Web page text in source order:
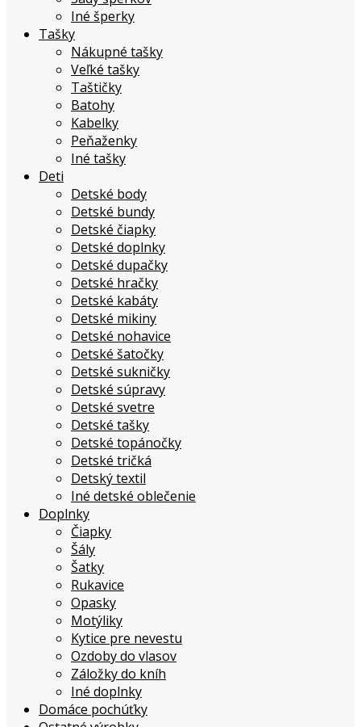
Iné šperky
Tašky
Nákupné tašky
Veľké tašky
Taštičky
Batohy
Kabelky
Peňaženky
Iné tašky
Deti
Detské body
Detské bundy
Detské čiapky
Detské doplnky
Detské dupačky
Detské hračky
Detské kabáty
Detské mikiny
Detské nohavice
Detské šatočky
Detské sukničky
Detské súpravy
Detské svetre
Detské tašky
Detské topánočky
Detské tričká
Detský textil
Iné detské oblečenie
Doplnky
Čiapky
Šály
Šatky
Rukavice
Opasky
Motýliky
Kytice pre nevestu
Ozdoby do vlasov
Záložky do kníh
Iné doplnky
Domáce pochúťky